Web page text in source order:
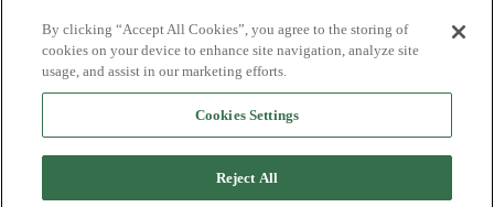
Nyhetsbrev
Ledige stillinger
Send inn manus
By clicking “Accept All Cookies”, you agree to the storing of
cookies on your device to enhance site navigation, analyze site
usage, and assist in our marketing efforts.
Cookies Settings
Reject All